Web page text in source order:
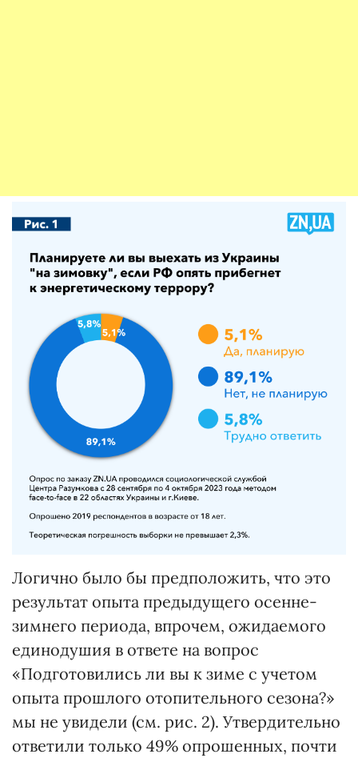
Логично было бы предположить, что это
результат опыта предыдущего осенне-
зимнего периода, впрочем, ожидаемого
единодушия в ответе на вопрос
«Подготовились ли вы к зиме с учетом
опыта прошлого отопительного сезона?»
мы не увидели (см. рис. 2). Утвердительно
ответили только 49% опрошенных, почти